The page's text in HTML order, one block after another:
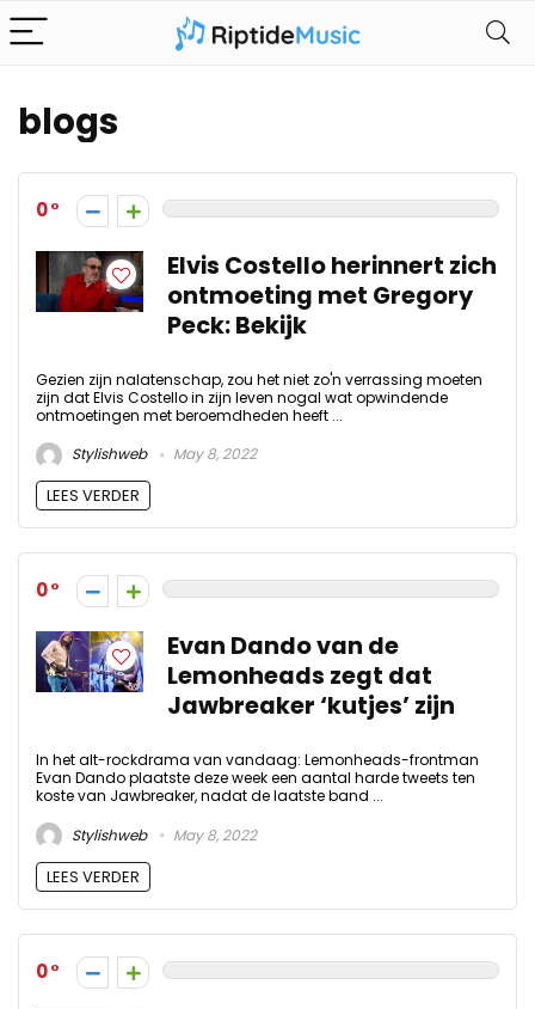
blogs
0
Elvis Costello herinnert zich
ontmoeting met Gregory
Peck: Bekijk
Gezien zijn nalatenschap, zou het niet zo'n verrassing moeten
zijn dat Elvis Costello in zijn leven nogal wat opwindende
ontmoetingen met beroemdheden heeft ...
Stylishweb
May 8, 2022
LEES VERDER
0
Evan Dando van de
Lemonheads zegt dat
Jawbreaker ‘kutjes’ zijn
In het alt-rockdrama van vandaag: Lemonheads-frontman
Evan Dando plaatste deze week een aantal harde tweets ten
koste van Jawbreaker, nadat de laatste band ...
Stylishweb
May 8, 2022
LEES VERDER
0